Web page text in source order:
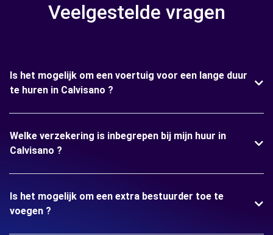
Veelgestelde vragen
Is het mogelijk om een voertuig voor een lange duur
te huren in Calvisano ?
Welke verzekering is inbegrepen bij mijn huur in
Calvisano ?
Is het mogelijk om een extra bestuurder toe te
voegen ?